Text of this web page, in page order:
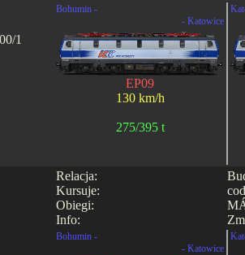
1
Bohumin -
- Katowice
EP09
130 km/h
275/395 t
Relacja:
Kursuje:
Obiegi:
Info:
Bohumin -
- Katowice